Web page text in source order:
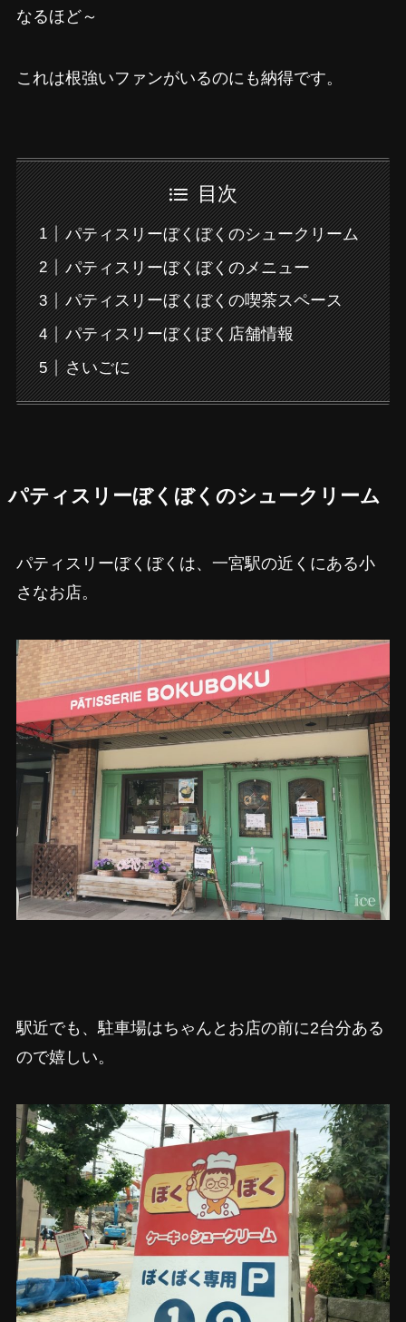
なるほど～
これは根強いファンがいるのにも納得です。
目次
パティスリーぼくぼくのシュークリーム
パティスリーぼくぼくのメニュー
パティスリーぼくぼくの喫茶スペース
パティスリーぼくぼく店舗情報
さいごに
パティスリーぼくぼくのシュークリーム
パティスリーぼくぼくは、一宮駅の近くにある小
さなお店。
駅近でも、駐車場はちゃんとお店の前に2台分ある
ので嬉しい。